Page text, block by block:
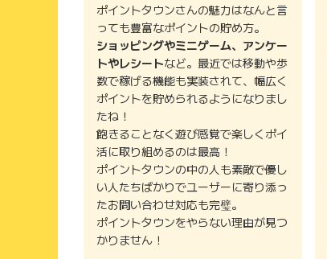
ポイントタウンさんの魅力はなんと言
っても豊富なポイントの貯め方。
ショッピングやミニゲーム、アンケー
トやレシートなど。最近では移動や歩
数で稼げる機能も実装されて、幅広く
ポイントを貯められるようになりまし
たね！
飽きることなく遊び感覚で楽しくポイ
活に取り組めるのは最高！
ポイントタウンの中の人も素敵で優し
い人たちばかりでユーザーに寄り添っ
たお問い合わせ対応も完璧。
ポイントタウンをやらない理由が見つ
かりません！